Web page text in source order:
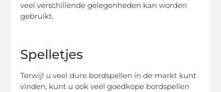
veel verschillende gelegenheden kan worden
gebruikt.
Spelletjes
Terwijl u veel dure bordspellen in de markt kunt
vinden, kunt u ook veel goedkope bordspellen